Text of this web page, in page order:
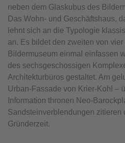
neben dem Glaskubus des
Das Wohn- und Geschäftshaus,
lehnt sich an die Typologie
an. Es bildet den zweiten von
Bildermuseum einmal einfassen
des sechsgeschossigen
Architekturbüros gestaltet. Am
Urban-Fassade von Krier-Kohl –
Information thronen Neo-
Sandsteinverblendungen zitieren
Gründerzeit.